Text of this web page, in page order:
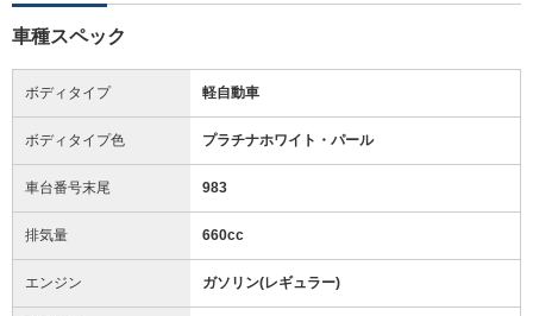
車種スペック
ボディタイプ 軽自動車
ボディタイプ色 プラチナホワイト・パール
車台番号末尾 983
排気量 660cc
エンジン ガソリン(レギュラー)